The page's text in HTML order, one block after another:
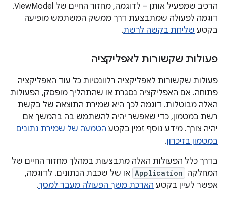
הרכיב שמפעיל אותן – לדוגמה, מחזור החיים של ViewModel.
דוגמה לפעולה שמתבצעת דרך ממשק המשתמש מופיעה
בקטע שליחת בקשה לרשת.
פעולות שקשורות לאפליקציה
פעולות שקשורות לאפליקציה רלוונטיות כל עוד האפליקציה
פתוחה. אם האפליקציה נסגרת או שהתהליך מופסק, הפעולות
האלה מבוטלות. דוגמה לכך היא שמירת התוצאה של בקשת
רשת במטמון, כדי שאפשר יהיה להשתמש בה בהמשך אם
יהיה צורך. מידע נוסף זמין בקטע הטמעה של שמירת נתונים
במטמון בזיכרון.
בדרך כלל הפעולות האלה מתבצעות במהלך מחזור החיים של
המחלקה Application או של שכבת הנתונים. לדוגמה,
אפשר לעיין בקטע הארכת משך הפעולה מעבר למסך.